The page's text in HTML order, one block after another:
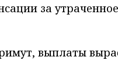
за
выплаты